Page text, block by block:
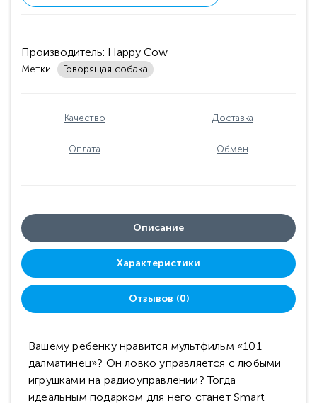
Производитель: Happy Cow
Метки: Говорящая собака
Качество Доставка
Оплата Обмен
Описание
Характеристики
Отзывов (0)
Вашему ребенку нравится мультфильм «101
далматинец»? Он ловко управляется с любыми
игрушками на радиоуправлении? Тогда
идеальным подарком для него станет Smart